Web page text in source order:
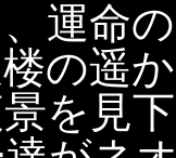
運命
の遥か
を見